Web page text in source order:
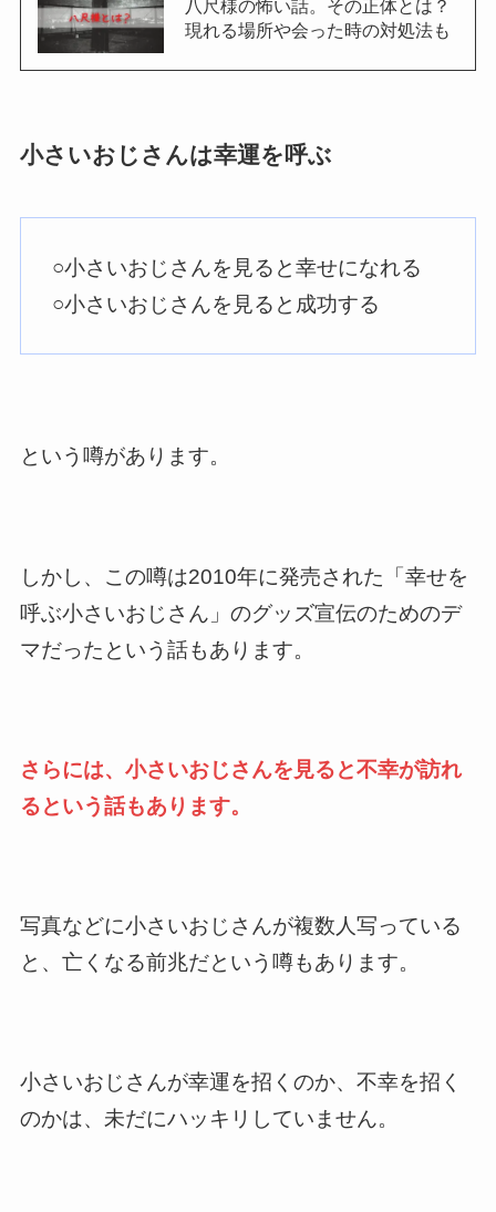
八尺様の怖い話。その正体とは？
現れる場所や会った時の対処法も
小さいおじさんは幸運を呼ぶ
○小さいおじさんを見ると幸せになれる
○小さいおじさんを見ると成功する
という噂があります。
しかし、この噂は2010年に発売された「幸せを
呼ぶ小さいおじさん」のグッズ宣伝のためのデ
マだったという話もあります。
さらには、小さいおじさんを見ると不幸が訪れ
るという話もあります。
写真などに小さいおじさんが複数人写っている
と、亡くなる前兆だという噂もあります。
小さいおじさんが幸運を招くのか、不幸を招く
のかは、未だにハッキリしていません。